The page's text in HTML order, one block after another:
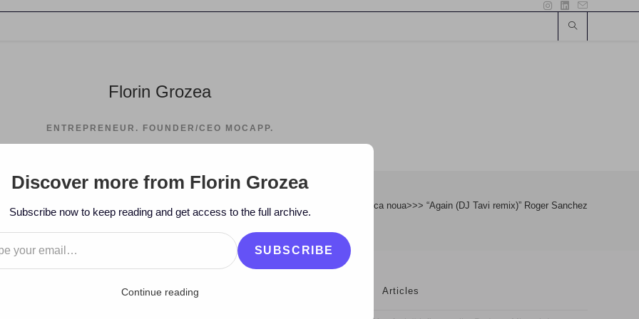
Florin Grozea
ENTREPRENEUR. FOUNDER/CEO MOCAPP.
September > Muzica noua>>> “Again (DJ Tavi remix)” Roger Sanchez
(DJ Tavi remix)” Roger
Articles
Discover more from Florin Grozea
Subscribe now to keep reading and get access to the full archive.
SUBSCRIBE
Continue reading